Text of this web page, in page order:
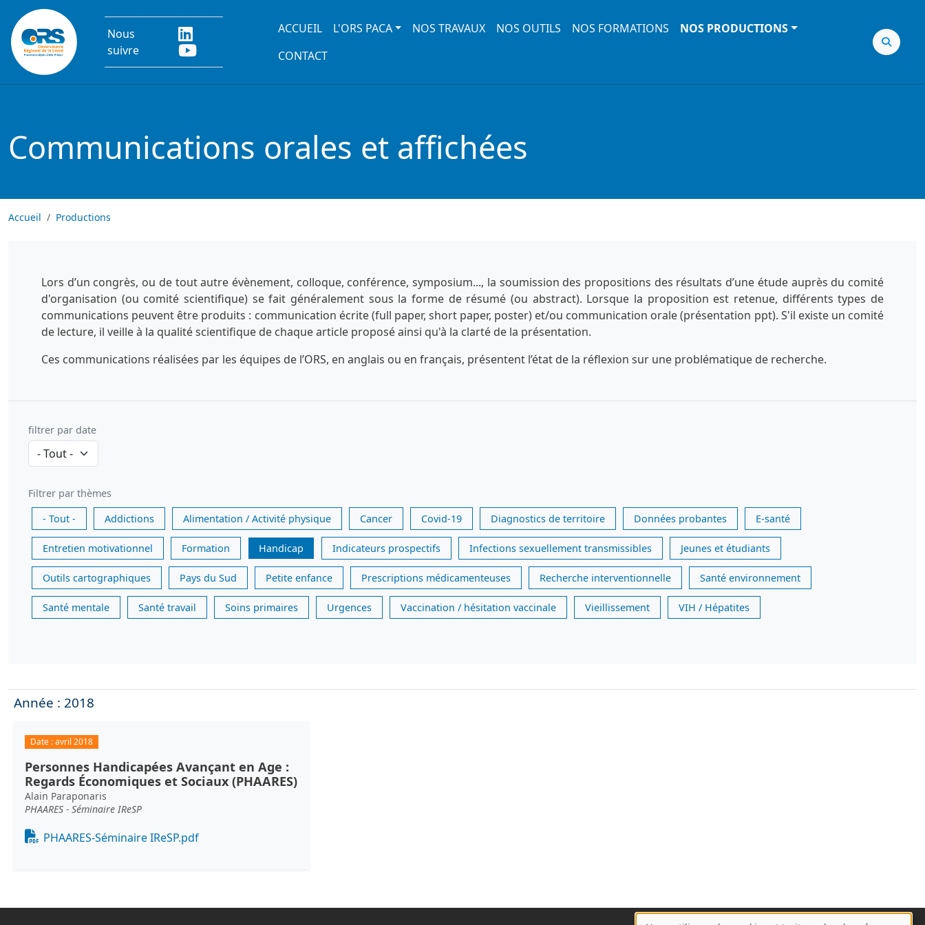
Aller au contenu principal
Nous
suivre
Main navigation
ACCUEIL L'ORS PACA NOS TRAVAUX NOS OUTILS NOS FORMATIONS
NOS PRODUCTIONS
CONTACT
Communications orales et affichées
Accueil Productions
Lors d’un congrès, ou de tout autre évènement, colloque, conférence, symposium..., la soumission des propositions des résultats d’une étude auprès du comité
d'organisation (ou comité scientifique) se fait généralement sous la forme de résumé (ou abstract). Lorsque la proposition est retenue, différents types de
communications peuvent être produits : communication écrite (full paper, short paper, poster) et/ou communication orale (présentation ppt). S'il existe un comité
de lecture, il veille à la qualité scientifique de chaque article proposé ainsi qu'à la clarté de la présentation.
Ces communications réalisées par les équipes de l’ORS, en anglais ou en français, présentent l’état de la réflexion sur une problématique de recherche.
filtrer par date
Filtrer par thèmes
- Tout -
Addictions Alimentation / Activité physique Cancer Covid-19 Diagnostics de territoire Données probantes E-santé
Entretien motivationnel Formation Handicap Indicateurs prospectifs Infections sexuellement transmissibles Jeunes et étudiants
Outils cartographiques Pays du Sud Petite enfance Prescriptions médicamenteuses Recherche interventionnelle Santé environnement
Santé mentale Santé travail Soins primaires Urgences Vaccination / hésitation vaccinale Vieillissement VIH / Hépatites
Année : 2018
Date :avril 2018
Personnes Handicapées Avançant en Age :
Regards Économiques et Sociaux (PHAARES)
Alain Paraponaris
PHAARES - Séminaire IReSP
Document
PHAARES-Séminaire IReSP.pdf